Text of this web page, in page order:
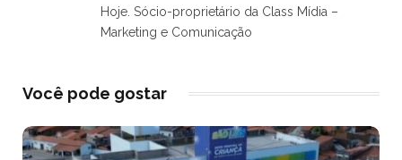
Hoje. Sócio-proprietário da Class Mídia –
Marketing e Comunicação
Você pode gostar